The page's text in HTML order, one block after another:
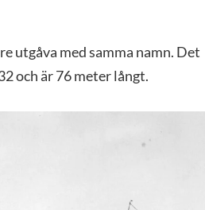
utgåva med samma namn. Det
och är 76 meter långt.